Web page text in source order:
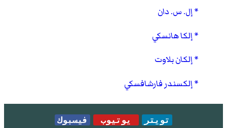
إل. س. دان
إلكا هانسكي
إلكان بلاوت
إلكسندر فارشافسكي
تويتر يوتيوب
فيسبوك